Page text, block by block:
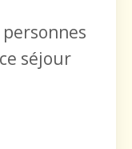
séjour